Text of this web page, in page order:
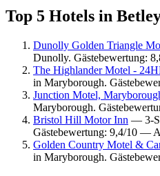
Top 5 Hotels in
Dunolly Golden Triangle
Dunolly. Gästebewertung:
The Highlander Motel -
in Maryborough.
Junction Motel,
Maryborough.
Bristol Hill Motor Inn — 3-
Gästebewertung: 9,4/10 —
Golden Country Motel &
in Maryborough.